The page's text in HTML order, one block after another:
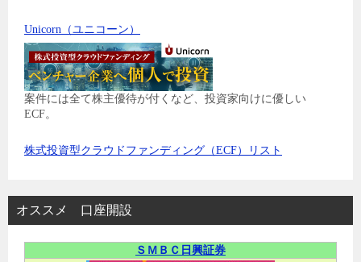
Unicorn（ユニコーン）
案件には全て株主優待が付くなど、投資家向けに優しい
ECF。
株式投資型クラウドファンディング（ECF）リスト
オススメ 口座開設
ＳＭＢＣ日興証券